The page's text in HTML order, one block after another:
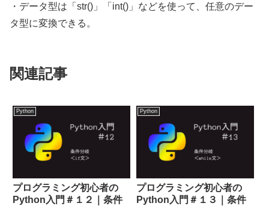
・データ型は「str()」「int()」などを使って、任意のデー
タ型に変換できる。
関連記事
Python
プログラミング初心者の
Python入門＃１２｜条件
Python
プログラミング初心者の
Python入門＃１３｜条件